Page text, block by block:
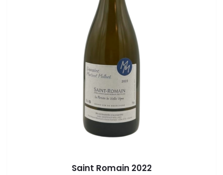
Saint Romain 2022